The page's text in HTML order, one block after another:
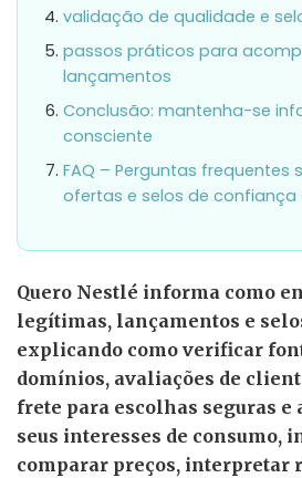
validação de qualidade e
passos práticos para
lançamentos
Conclusão: mantenha-se
consciente
FAQ – Perguntas frequentes
ofertas e selos de confiança
Quero Nestlé informa como
legítimas, lançamentos e
explicando como verificar
domínios, avaliações de
frete para escolhas seguras e
seus interesses de consumo,
comparar preços, interpretar